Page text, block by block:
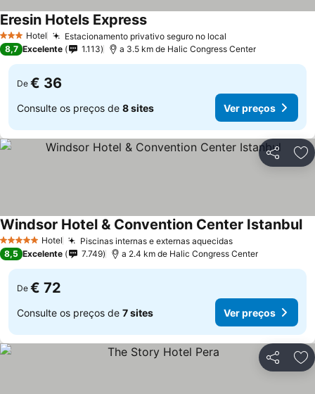
3 EstrelasHotel Estacionamento privativo seguro no local
Eresin Hotels ExpressVer preços
8,7 Excelente 1.113 a 3.5 km de Halic Congress Center
De € 36
Consulte os preços de 8 sites Ver preços
Partilhar
5 Estrelas Hotel Piscinas internas e externas aquecidasVer preços
Windsor Hotel & Convention Center Istanbul
8,5 Excelente 7.749 a 2.4 km de Halic Congress Center
De € 72
Consulte os preços de 7 sites Ver preços
Partilhar